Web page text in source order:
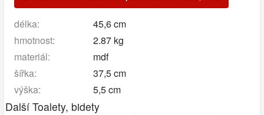
délka:
45,6 cm
hmotnost:
2.87 kg
materiál:
mdf
šířka:
37,5 cm
výška:
5,5 cm
Další Toalety, bidety